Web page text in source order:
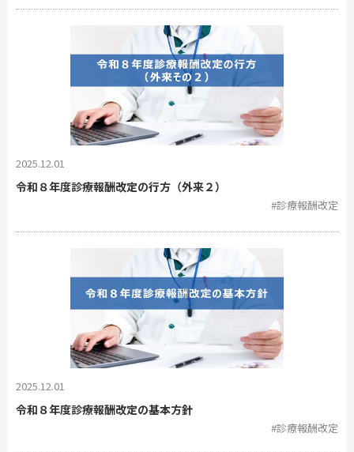
2025.12.01
令和８年度診療報酬改定の行方（外来２）
#診療報酬改定
2025.12.01
令和８年度診療報酬改定の基本方針
#診療報酬改定